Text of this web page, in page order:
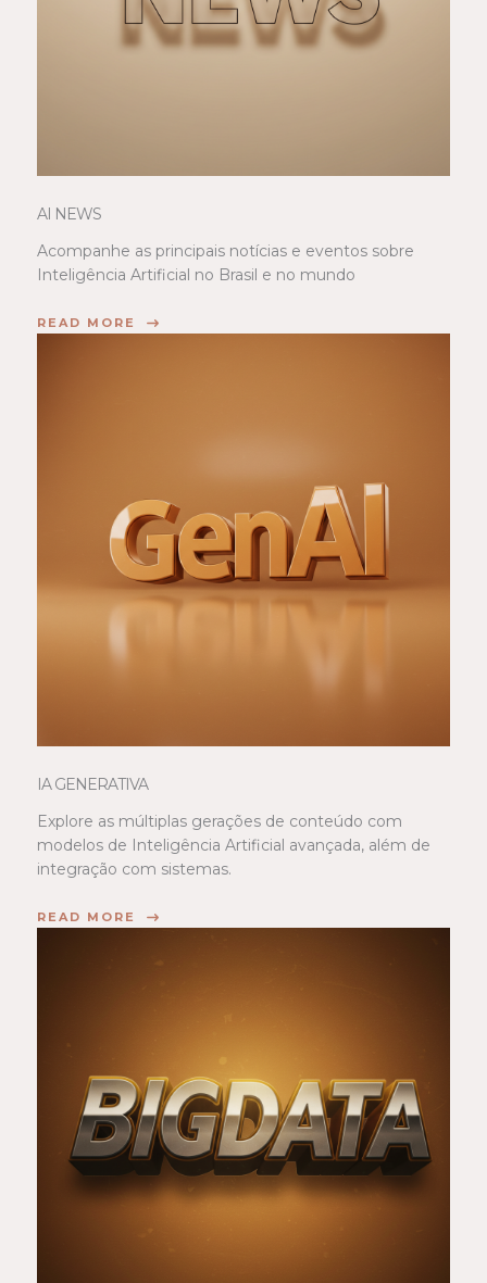
AI NEWS
Acompanhe as principais notícias e eventos sobre
Inteligência Artificial no Brasil e no mundo
READ MORE
IA GENERATIVA
Explore as múltiplas gerações de conteúdo com
modelos de Inteligência Artificial avançada, além de
integração com sistemas.
READ MORE